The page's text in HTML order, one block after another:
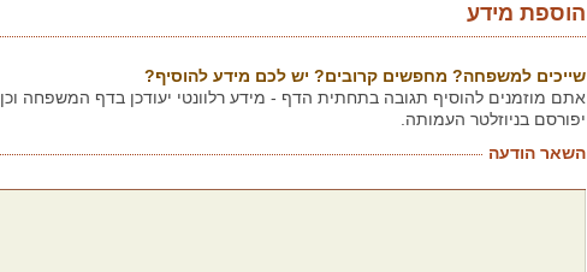
הוספת מידע
שייכים למשפחה? מחפשים קרובים? יש לכם מידע להוסיף?
אתם מוזמנים להוסיף תגובה בתחתית הדף - מידע רלוונטי יעודכן בדף המשפחה וכן
יפורסם בניוזלטר העמותה.
השאר הודעה